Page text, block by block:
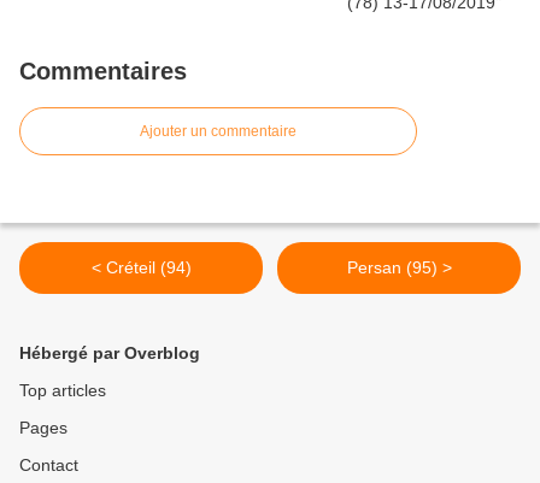
Commentaires
Ajouter un commentaire
< Créteil (94) Persan (95) >
Hébergé par Overblog
Top articles
Pages
Contact